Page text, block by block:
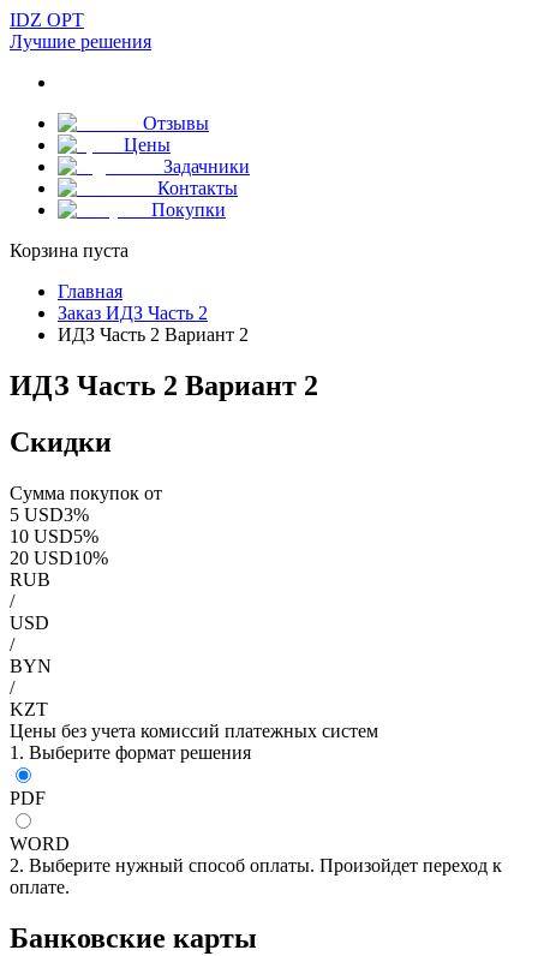
IDZ OPT
Лучшие решения
Отзывы
Цены
Задачники
Контакты
Покупки
Корзина пуста
Главная
Заказ ИДЗ Часть 2
ИДЗ Часть 2 Вариант 2
ИДЗ Часть 2 Вариант 2
Скидки
Сумма покупок от
5 USD3%
10 USD5%
20 USD10%
RUB
/
USD
/
BYN
/
KZT
Цены без учета комиссий платежных систем
1. Выберите формат решения
PDF
WORD
2. Выберите нужный способ оплаты. Произойдет переход к
оплате.
Банковские карты